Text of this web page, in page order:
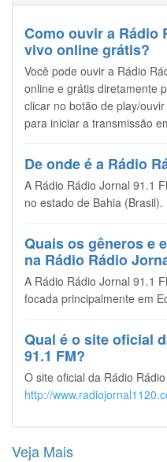
Como ouvir a Rádio
vivo online grátis?
Você pode ouvir a Rádio
online e grátis diretamente
clicar no botão de play/
para iniciar a transmissão
De onde é a Rádio
A Rádio Rádio Jornal 91.1
no estado de Bahia (Brasil).
Quais os gêneros e
na Rádio Rádio
A Rádio Rádio Jornal 91.1
focada principalmente em
Qual é o site oficial
91.1 FM?
O site oficial da Rádio
http://
Veja Mais